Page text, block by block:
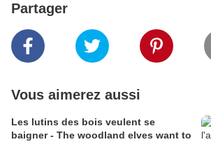
Partager
Vous aimerez aussi
Les lutins des bois veulent se
baigner - The woodland elves want to